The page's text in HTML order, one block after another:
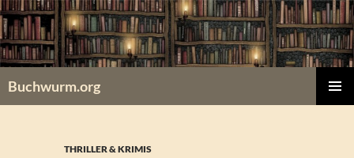
Zum
Inhalt
springen
Buchwurm.org
THRILLER & KRIMIS